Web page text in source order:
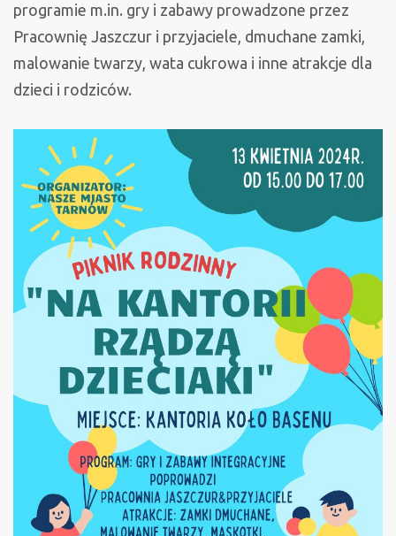
programie m.in. gry i zabawy prowadzone przez
Pracownię Jaszczur i przyjaciele, dmuchane zamki,
malowanie twarzy, wata cukrowa i inne atrakcje dla
dzieci i rodziców.